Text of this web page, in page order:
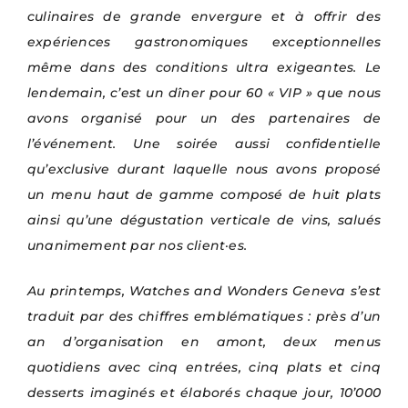
culinaires de grande envergure et à offrir des
expériences gastronomiques exceptionnelles
même dans des conditions ultra exigeantes. Le
lendemain, c’est un dîner pour 60 « VIP » que nous
avons organisé pour un des partenaires de
l’événement. Une soirée aussi confidentielle
qu’exclusive durant laquelle nous avons proposé
un menu haut de gamme composé de huit plats
ainsi qu’une dégustation verticale de vins, salués
unanimement par nos client·es.
Au printemps, Watches and Wonders Geneva s’est
traduit par des chiffres emblématiques : près d’un
an d’organisation en amont, deux menus
quotidiens avec cinq entrées, cinq plats et cinq
desserts imaginés et élaborés chaque jour, 10’000